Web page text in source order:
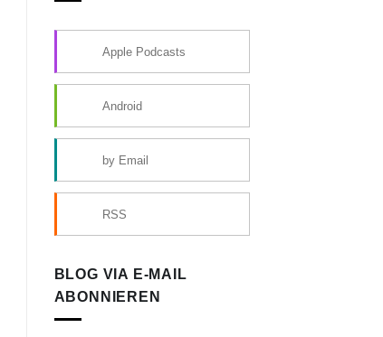
Apple Podcasts
Android
by Email
RSS
BLOG VIA E-MAIL
ABONNIEREN